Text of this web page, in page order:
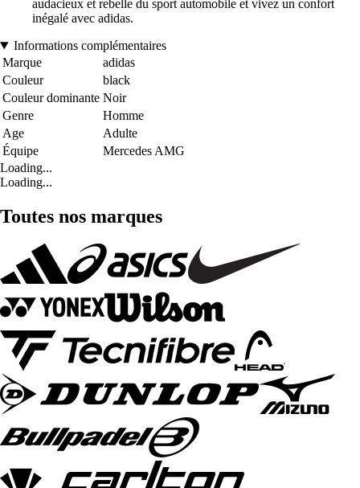
audacieux et rebelle du sport automobile et vivez un confort
inégalé avec adidas.
Informations complémentaires
Marque
adidas
Couleur
black
Couleur dominante Noir
Genre
Homme
Age
Adulte
Équipe
Mercedes AMG
Loading...
Loading...
Toutes nos marques